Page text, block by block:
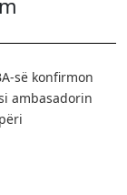
së konfirmon
ambasadorin